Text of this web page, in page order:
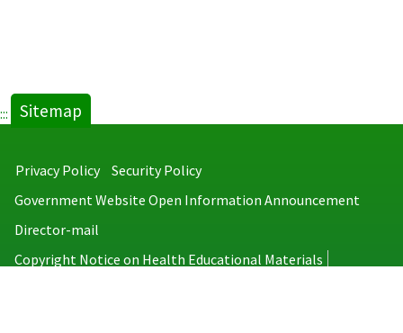
::: Sitemap
Privacy Policy
Security Policy
Government Website Open Information Announcement
Director-mail
Copyright Notice on Health Educational Materials